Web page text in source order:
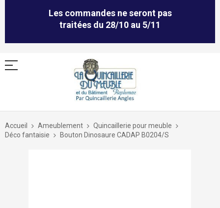
Les commandes ne seront pas
traitées du 28/10 au 5/11
Allez
contenu
Accueil Ameublement
Quincaillerie pour meuble
Déco fantaisie
Bouton Dinosaure CADAP B0204/S